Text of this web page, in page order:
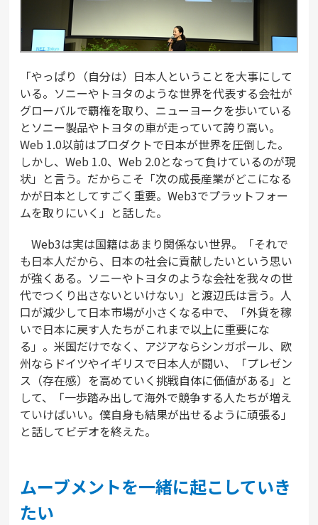
「やっぱり（自分は）日本人ということを大事にして
いる。ソニーやトヨタのような世界を代表する会社が
グローバルで覇権を取り、ニューヨークを歩いている
とソニー製品やトヨタの車が走っていて誇り高い。
Web 1.0以前はプロダクトで日本が世界を圧倒した。
しかし、Web 1.0、Web 2.0となって負けているのが現
状」と言う。だからこそ「次の成長産業がどこになる
かが日本としてすごく重要。Web3でプラットフォー
ムを取りにいく」と話した。
Web3は実は国籍はあまり関係ない世界。「それで
も日本人だから、日本の社会に貢献したいという思い
が強くある。ソニーやトヨタのような会社を我々の世
代でつくり出さないといけない」と渡辺氏は言う。人
口が減少して日本市場が小さくなる中で、「外貨を稼
いで日本に戻す人たちがこれまで以上に重要にな
る」。米国だけでなく、アジアならシンガポール、欧
州ならドイツやイギリスで日本人が闘い、「プレゼン
ス（存在感）を高めていく挑戦自体に価値がある」と
して、「一歩踏み出して海外で競争する人たちが増え
ていけばいい。僕自身も結果が出せるように頑張る」
と話してビデオを終えた。
ムーブメントを一緒に起こしていき
たい